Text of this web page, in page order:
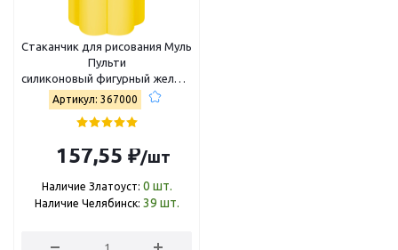
Стаканчик для рисования Мульти-
Пульти
силиконовый фигурный желтый,
160 мл, европодвес СС_58918
Артикул: 367000
157,55 ₽/шт
Наличие Златоуст: 0 шт.
Наличие Челябинск: 39 шт.